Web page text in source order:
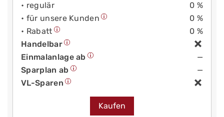
• regulär
0 %
• für unsere Kunden
0 %
• Rabatt
0 %
Handelbar
Einmalanlage ab
—
Sparplan ab
—
VL-Sparen
Kaufen